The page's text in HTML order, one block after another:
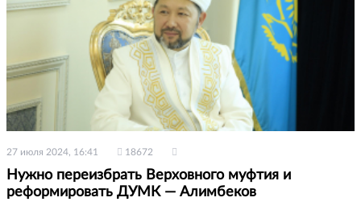
27 июля 2024, 16:41 18672
Нужно переизбрать Верховного муфтия и
реформировать ДУМК — Алимбеков